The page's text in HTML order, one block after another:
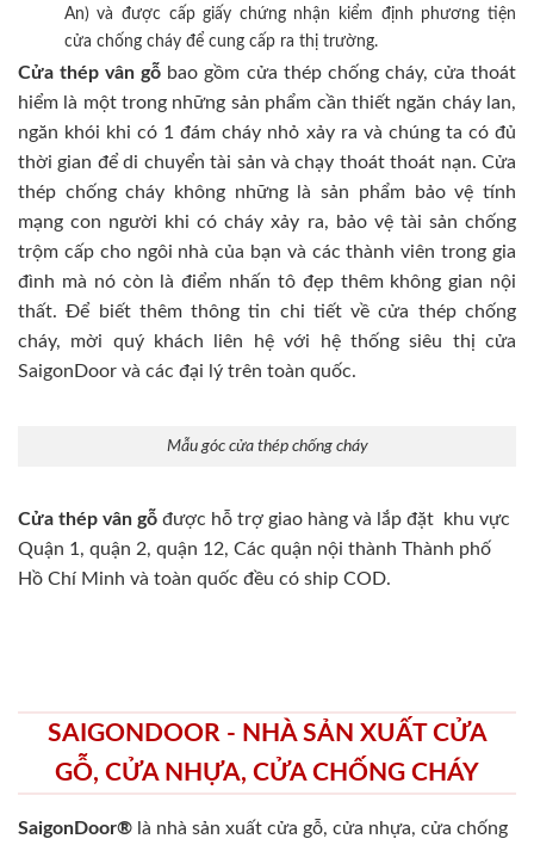
An) và được cấp giấy chứng nhận kiểm định phương tiện
cửa chống cháy để cung cấp ra thị trường.
Cửa thép vân gỗ bao gồm cửa thép chống cháy, cửa thoát
hiểm là một trong những sản phẩm cần thiết ngăn cháy lan,
ngăn khói khi có 1 đám cháy nhỏ xảy ra và chúng ta có đủ
thời gian để di chuyển tài sản và chạy thoát thoát nạn. Cửa
thép chống cháy không những là sản phẩm bảo vệ tính
mạng con người khi có cháy xảy ra, bảo vệ tài sản chống
trộm cấp cho ngôi nhà của bạn và các thành viên trong gia
đình mà nó còn là điểm nhấn tô đẹp thêm không gian nội
thất. Để biết thêm thông tin chi tiết về cửa thép chống
cháy, mời quý khách liên hệ với hệ thống siêu thị cửa
SaigonDoor và các đại lý trên toàn quốc.
Mẫu góc cửa thép chống cháy
Cửa thép vân gỗ được hỗ trợ giao hàng và lắp đặt khu vực
Quận 1, quận 2, quận 12, Các quận nội thành Thành phố
Hồ Chí Minh và toàn quốc đều có ship COD.
SAIGONDOOR - NHÀ SẢN XUẤT CỬA
GỖ, CỬA NHỰA, CỬA CHỐNG CHÁY
SaigonDoor® là nhà sản xuất cửa gỗ, cửa nhựa, cửa chống